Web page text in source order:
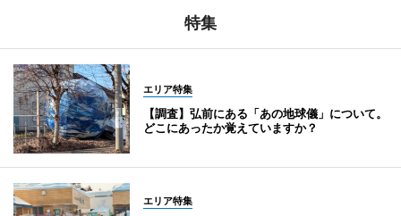
特集
エリア特集
【調査】弘前にある「あの地球儀」について。
どこにあったか覚えていますか？
エリア特集